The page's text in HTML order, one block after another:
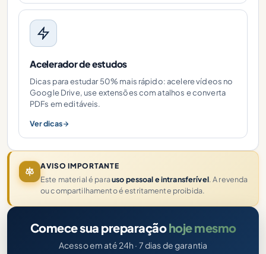
Acelerador de estudos
Dicas para estudar 50% mais rápido: acelere vídeos no
Google Drive, use extensões com atalhos e converta
PDFs em editáveis.
Ver dicas
AVISO IMPORTANTE
Este material é parauso pessoal e intransferível. A revenda
ou compartilhamento é estritamente proibida.
Comece sua preparaçãohoje mesmo
Acesso em até 24h · 7 dias de garantia